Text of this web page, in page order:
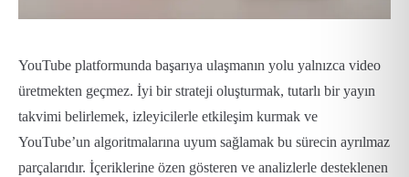
YouTube platformunda başarıya ulaşmanın yolu yalnızca video
üretmekten geçmez. İyi bir strateji oluşturmak, tutarlı bir yayın
takvimi belirlemek, izleyicilerle etkileşim kurmak ve
YouTube’un algoritmalarına uyum sağlamak bu sürecin ayrılmaz
parçalarıdır. İçeriklerine özen gösteren ve analizlerle desteklenen